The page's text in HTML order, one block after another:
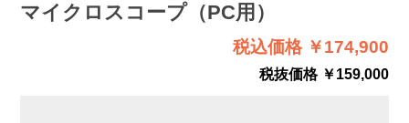
マイクロスコープ（PC用）
税込価格 ￥174,900
税抜価格 ￥159,000